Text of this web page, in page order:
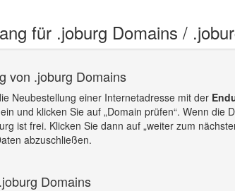
für .joburg Domains /
von .joburg Domains
Neubestellung einer Internetadresse mit der
ein und klicken Sie auf „Domain prüfen“. Wenn die
ist frei. Klicken Sie dann auf „weiter zum
abzuschließen.
Domains